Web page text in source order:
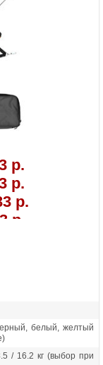
р.
р.
р.
р.
р.
р.
белый, желтый
/ 16.2 кг (выбор при